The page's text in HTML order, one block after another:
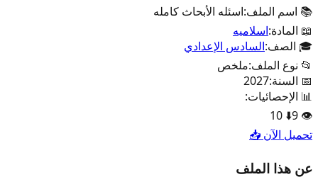
📚 اسم الملف:اسئله الأبحاث كامله
📖 المادة:اسلاميه
🎓 الصف:السادس الإعدادي
📂 نوع الملف:ملخص
📅 السنة:2027
📊 الإحصائيات:
👁️
9
⬇️
10
تحميل الآن 📥
عن هذا الملف